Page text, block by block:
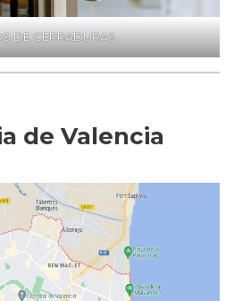
DE CERRADURAS
de Valencia